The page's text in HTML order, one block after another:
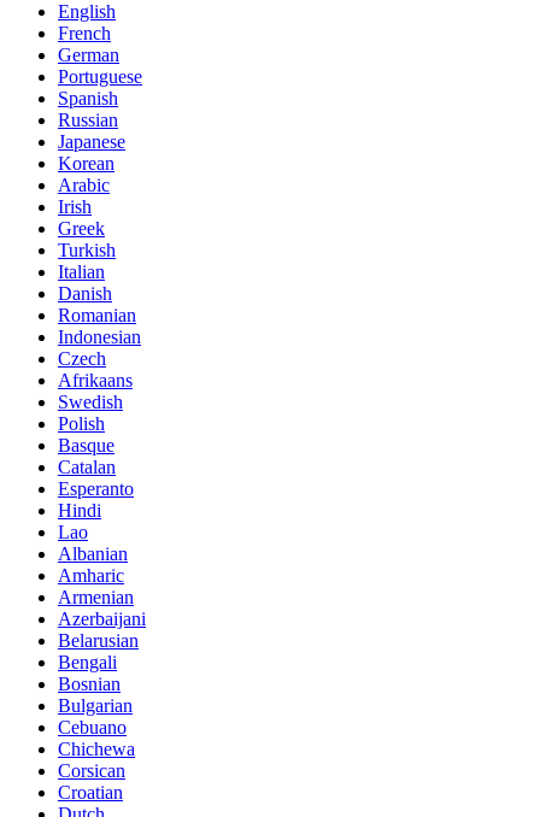
English
French
German
Portuguese
Spanish
Russian
Japanese
Korean
Arabic
Irish
Greek
Turkish
Italian
Danish
Romanian
Indonesian
Czech
Afrikaans
Swedish
Polish
Basque
Catalan
Esperanto
Hindi
Lao
Albanian
Amharic
Armenian
Azerbaijani
Belarusian
Bengali
Bosnian
Bulgarian
Cebuano
Chichewa
Corsican
Croatian